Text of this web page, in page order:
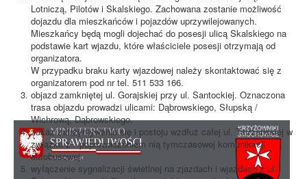
Lotniczą, Pilotów i Skalskiego. Zachowana zostanie możliwość
dojazdu dla mieszkańców i pojazdów uprzywilejowanych.
Mieszkańcy będą mogli dojechać do posesji ulicą Skalskiego na
podstawie kart wjazdu, które właściciele posesji otrzymają od
organizatora.
W przypadku braku karty wjazdowej należy skontaktować się z
organizatorem pod nr tel. 511 533 166.
objazd zamkniętej ul. Gorajskiej przy ul. Santockiej. Oznaczona
trasa objazdu prowadzi ulicami: Dąbrowskiego, Słupską /
Wichrową, Dąbrowskiego.
zakaz zatrzymywania się i postoju wzdłuż całej ul. Tatrzańskiej w
związku z poprowadzeniem nią tymczasowej komunikacji
autobusowej.
wyłączenie sygnalizacji świetlnej na zjazdach i wjazdach z ul.